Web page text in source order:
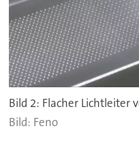
Bild 2: Flacher Lichtleiter
Feno